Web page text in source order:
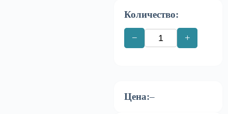
Количество:
− +
Цена:–